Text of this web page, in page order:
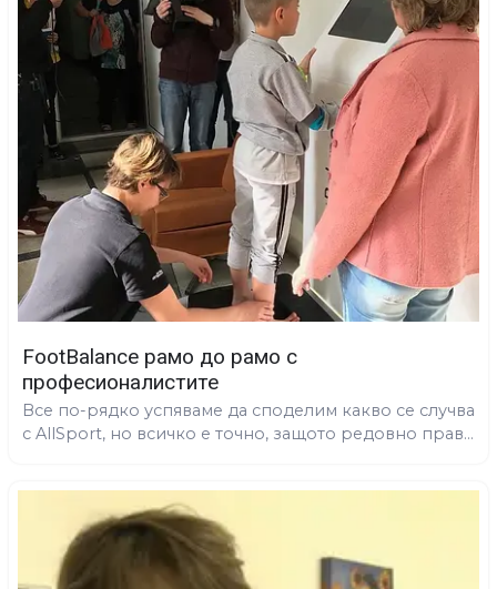
FootBalance рамо до рамо с
професионалистите
Все по-рядко успяваме да споделим какво се случва
с AllSport, но всичко е точно, защото редовно прав...